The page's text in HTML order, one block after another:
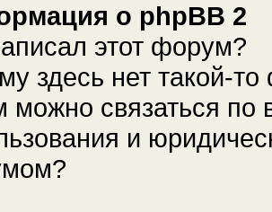
о phpBB 2
этот форум?
здесь нет такой-
можно связаться по
и